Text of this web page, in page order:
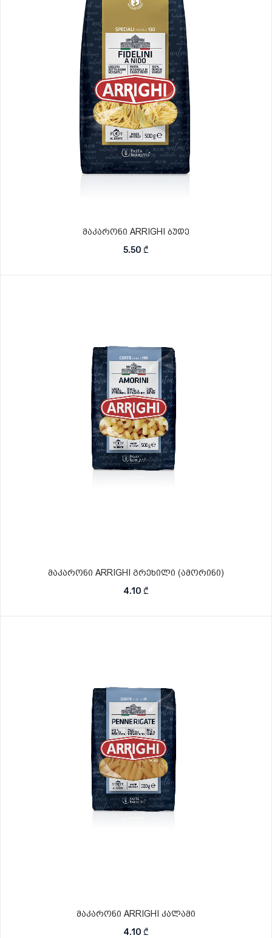
მაკარონი ARRIGHI ბუდე
5.50 ₾
მაკარონი ARRIGHI გრეხილი (ამორინი)
4.10 ₾
მაკარონი ARRIGHI კალამი
4.10 ₾